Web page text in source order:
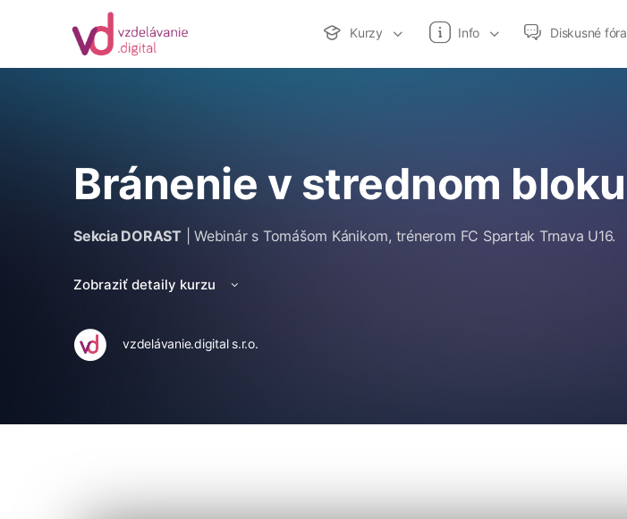
Kurzy Info Diskusné fóra
Bránenie v strednom bloku
Sekcia DORAST | Webinár s Tomášom Kánikom, trénerom FC Spartak Trnava U16.
Zobraziť detaily kurzu
vzdelávanie.digital s.r.o.